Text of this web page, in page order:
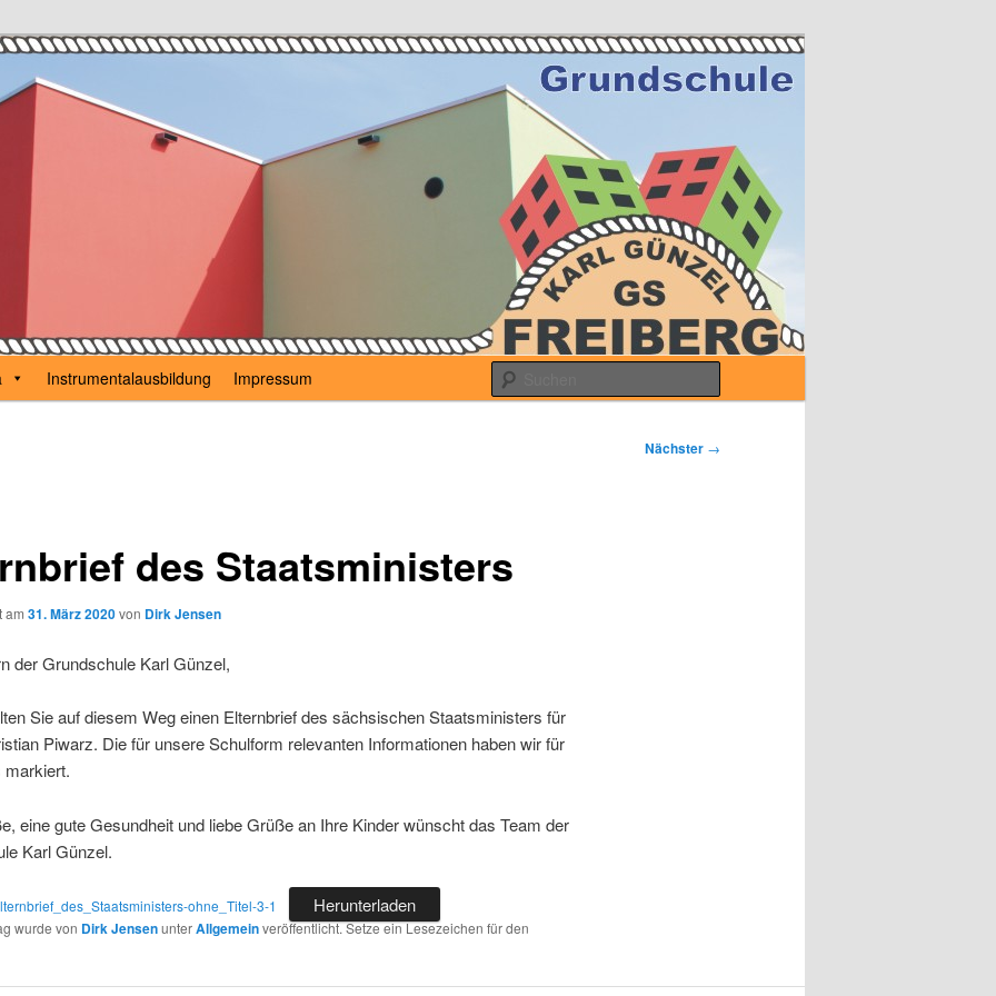
Günzel
Instrumentalausbildung Impressum
Nächster →
des Staatsministers
am 31. März 2020von Dirk Jensen
der Grundschule Karl Günzel,
Sie auf diesem Weg einen Elternbrief des sächsischen Staatsministers für
Piwarz. Die für unsere Schulform relevanten Informationen haben wir für
markiert.
eine gute Gesundheit und liebe Grüße an Ihre Kinder wünscht das Team der
Karl Günzel.
ohne_Titel-3-1 Herunterladen
wurde von Dirk JensenunterAllgemeinveröffentlicht. Setze ein Lesezeichen für den